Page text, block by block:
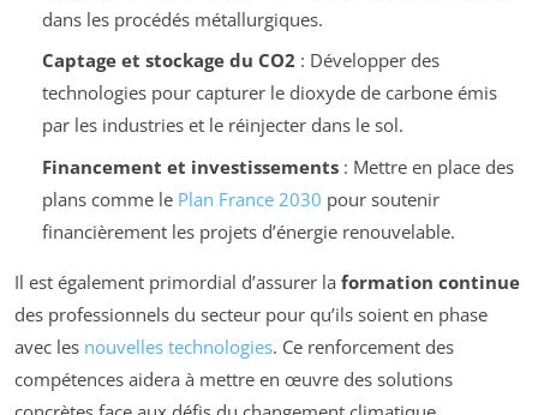
dans les procédés métallurgiques.
Captage et stockage du CO2 : Développer des
technologies pour capturer le dioxyde de carbone émis
par les industries et le réinjecter dans le sol.
Financement et investissements: Mettre en place des
plans comme le Plan France 2030 pour soutenir
financièrement les projets d’énergie renouvelable.
Il est également primordial d’assurer la formation continue
des professionnels du secteur pour qu’ils soient en phase
avec les nouvelles technologies. Ce renforcement des
compétences aidera à mettre en œuvre des solutions